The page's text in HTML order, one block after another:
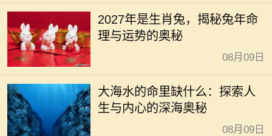
2027年是生肖兔，揭秘兔年命
理与运势的奥秘
08月09日
大海水的命里缺什么：探索人
生与内心的深海奥秘
08月09日